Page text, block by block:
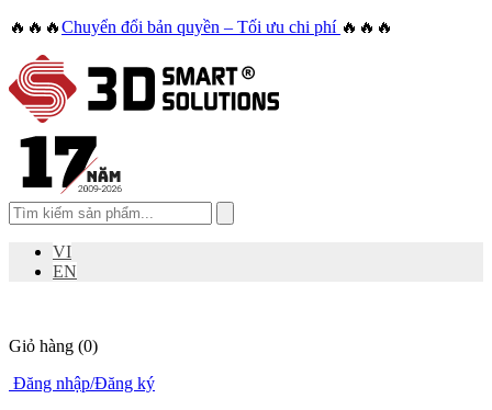
🔥🔥🔥Chuyển đổi bản quyền – Tối ưu chi phí 🔥🔥🔥
VI
EN
Giỏ hàng (0)
Đăng nhập/Đăng ký